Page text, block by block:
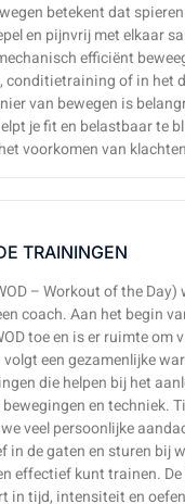
betekent dat
en pijnvrij met elkaar
efficiënt
conditietraining of in het
van bewegen is
je fit en belastbaar te
voorkomen van
TRAININGEN
– Workout of the Day)
coach. Aan het begin
toe en is er ruimte om
een gezamenlijke
die helpen bij het
en techniek.
veel persoonlijke
in de gaten en sturen bij
effectief kunt trainen.
in tijd, intensiteit en